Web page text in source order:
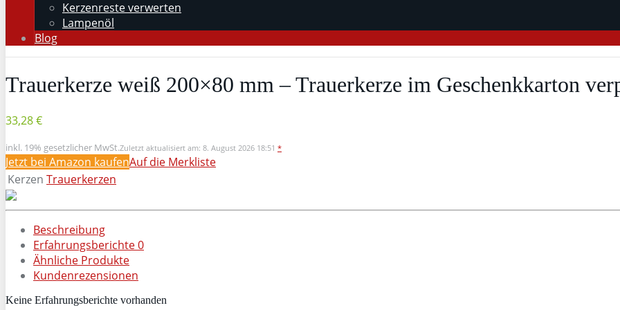
Kerzenreste verwerten
Lampenöl
Blog
Trauerkerze weiß 200×80 mm – Trauerkerze im Geschenkkarton
33,28 €
inkl. 19% gesetzlicher MwSt.Zuletzt aktualisiert am: 8. August 2026 18:51 *
Jetzt bei Amazon kaufenAuf die Merkliste
Kerzen Trauerkerzen
Beschreibung
Erfahrungsberichte0
Ähnliche Produkte
Kundenrezensionen
Keine Erfahrungsberichte vorhanden